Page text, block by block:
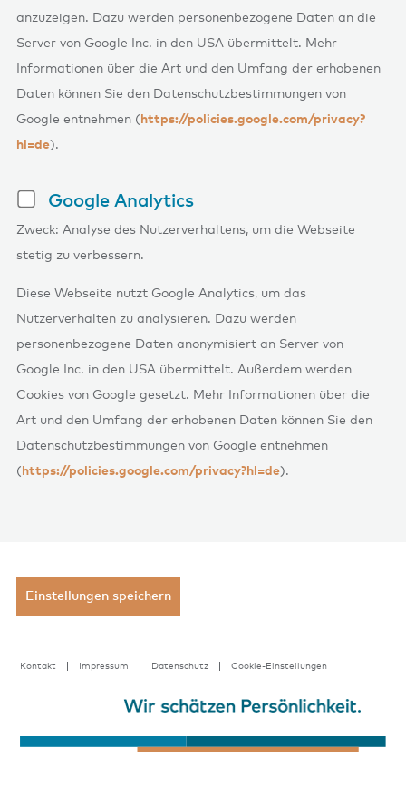
anzuzeigen. Dazu werden personenbezogene Daten an die
Server von Google Inc. in den USA übermittelt. Mehr
Informationen über die Art und den Umfang der erhobenen
Daten können Sie den Datenschutzbestimmungen von
Google entnehmen ( https://policies.google.com/privacy?
hl=de).
Google Analytics
Zweck: Analyse des Nutzerverhaltens, um die Webseite
stetig zu verbessern.
Diese Webseite nutzt Google Analytics, um das
Nutzerverhalten zu analysieren. Dazu werden
personenbezogene Daten anonymisiert an Server von
Google Inc. in den USA übermittelt. Außerdem werden
Cookies von Google gesetzt. Mehr Informationen über die
Art und den Umfang der erhobenen Daten können Sie den
Datenschutzbestimmungen von Google entnehmen
( https://policies.google.com/privacy?hl=de).
Einstellungen speichern
Kontakt Impressum Datenschutz Cookie-Einstellungen